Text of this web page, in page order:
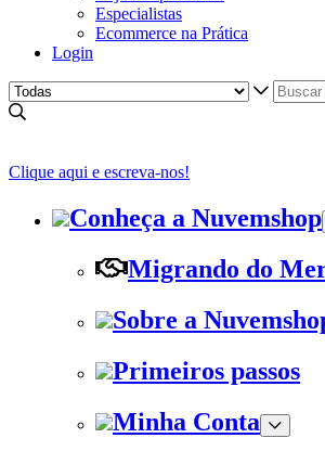
Especialistas
Ecommerce na Prática
Login
Clique aqui e escreva-nos!
Conheça a Nuvemshop
Migrando do
Sobre a
Primeiros passos
Minha Conta